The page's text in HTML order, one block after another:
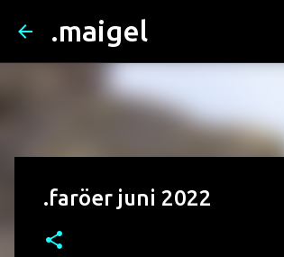
.maigel
.faröer juni 2022